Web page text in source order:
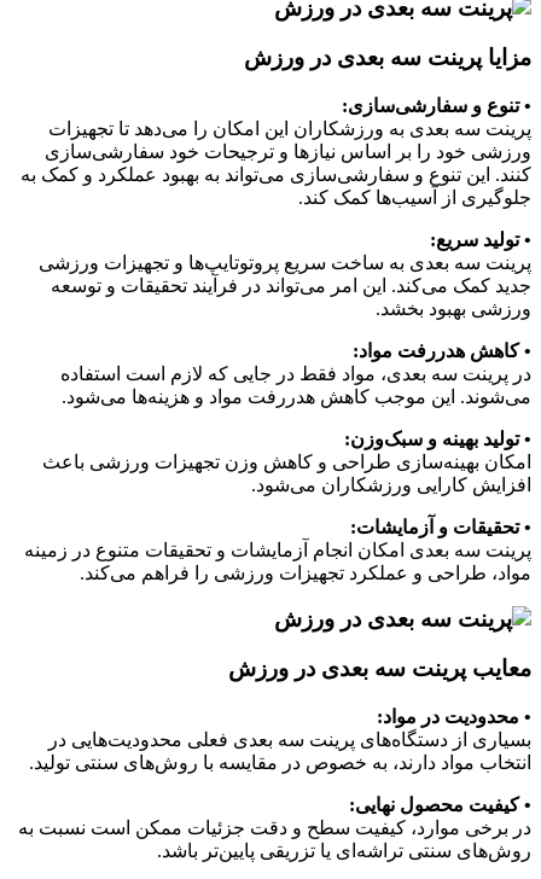
مزایا پرینت سه بعدی در ورزش
• تنوع و سفارشی‌سازی:
پرینت سه بعدی به ورزشکاران این امکان را می‌دهد تا تجهیزات
ورزشی خود را بر اساس نیازها و ترجیحات خود سفارشی‌سازی
کنند. این تنوع و سفارشی‌سازی می‌تواند به بهبود عملکرد و کمک به
جلوگیری از آسیب‌ها کمک کند.
• تولید سریع:
پرینت سه بعدی به ساخت سریع پروتوتایپ‌ها و تجهیزات ورزشی
جدید کمک می‌کند. این امر می‌تواند در فرآیند تحقیقات و توسعه
ورزشی بهبود بخشد.
• کاهش هدررفت مواد:
در پرینت سه بعدی، مواد فقط در جایی که لازم است استفاده
می‌شوند. این موجب کاهش هدررفت مواد و هزینه‌ها می‌شود.
• تولید بهینه و سبک‌وزن:
امکان بهینه‌سازی طراحی و کاهش وزن تجهیزات ورزشی باعث
افزایش کارایی ورزشکاران می‌شود.
• تحقیقات و آزمایشات:
پرینت سه بعدی امکان انجام آزمایشات و تحقیقات متنوع در زمینه
مواد، طراحی و عملکرد تجهیزات ورزشی را فراهم می‌کند.
معایب پرینت سه بعدی در ورزش
• محدودیت در مواد:
بسیاری از دستگاه‌های پرینت سه بعدی فعلی محدودیت‌هایی در
انتخاب مواد دارند، به خصوص در مقایسه با روش‌های سنتی تولید.
• کیفیت محصول نهایی:
در برخی موارد، کیفیت سطح و دقت جزئیات ممکن است نسبت به
روش‌های سنتی تراشه‌ای یا تزریقی پایین‌تر باشد.